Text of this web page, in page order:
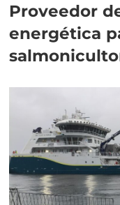
Proveedor
energética